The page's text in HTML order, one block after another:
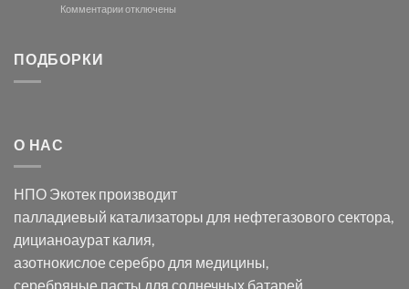
модификации
и
Комментариик
оксида
в
электролите
калий
дицианоаурат–
отключены
ПОДБОРКИ
О НАС
НПО Экотек производит
палладиевый катализаторы для нефтегазового сектора,
дицианоаурат калия,
азотнокислое серебро для медицины,
серебряные пасты для солнечных батарей.